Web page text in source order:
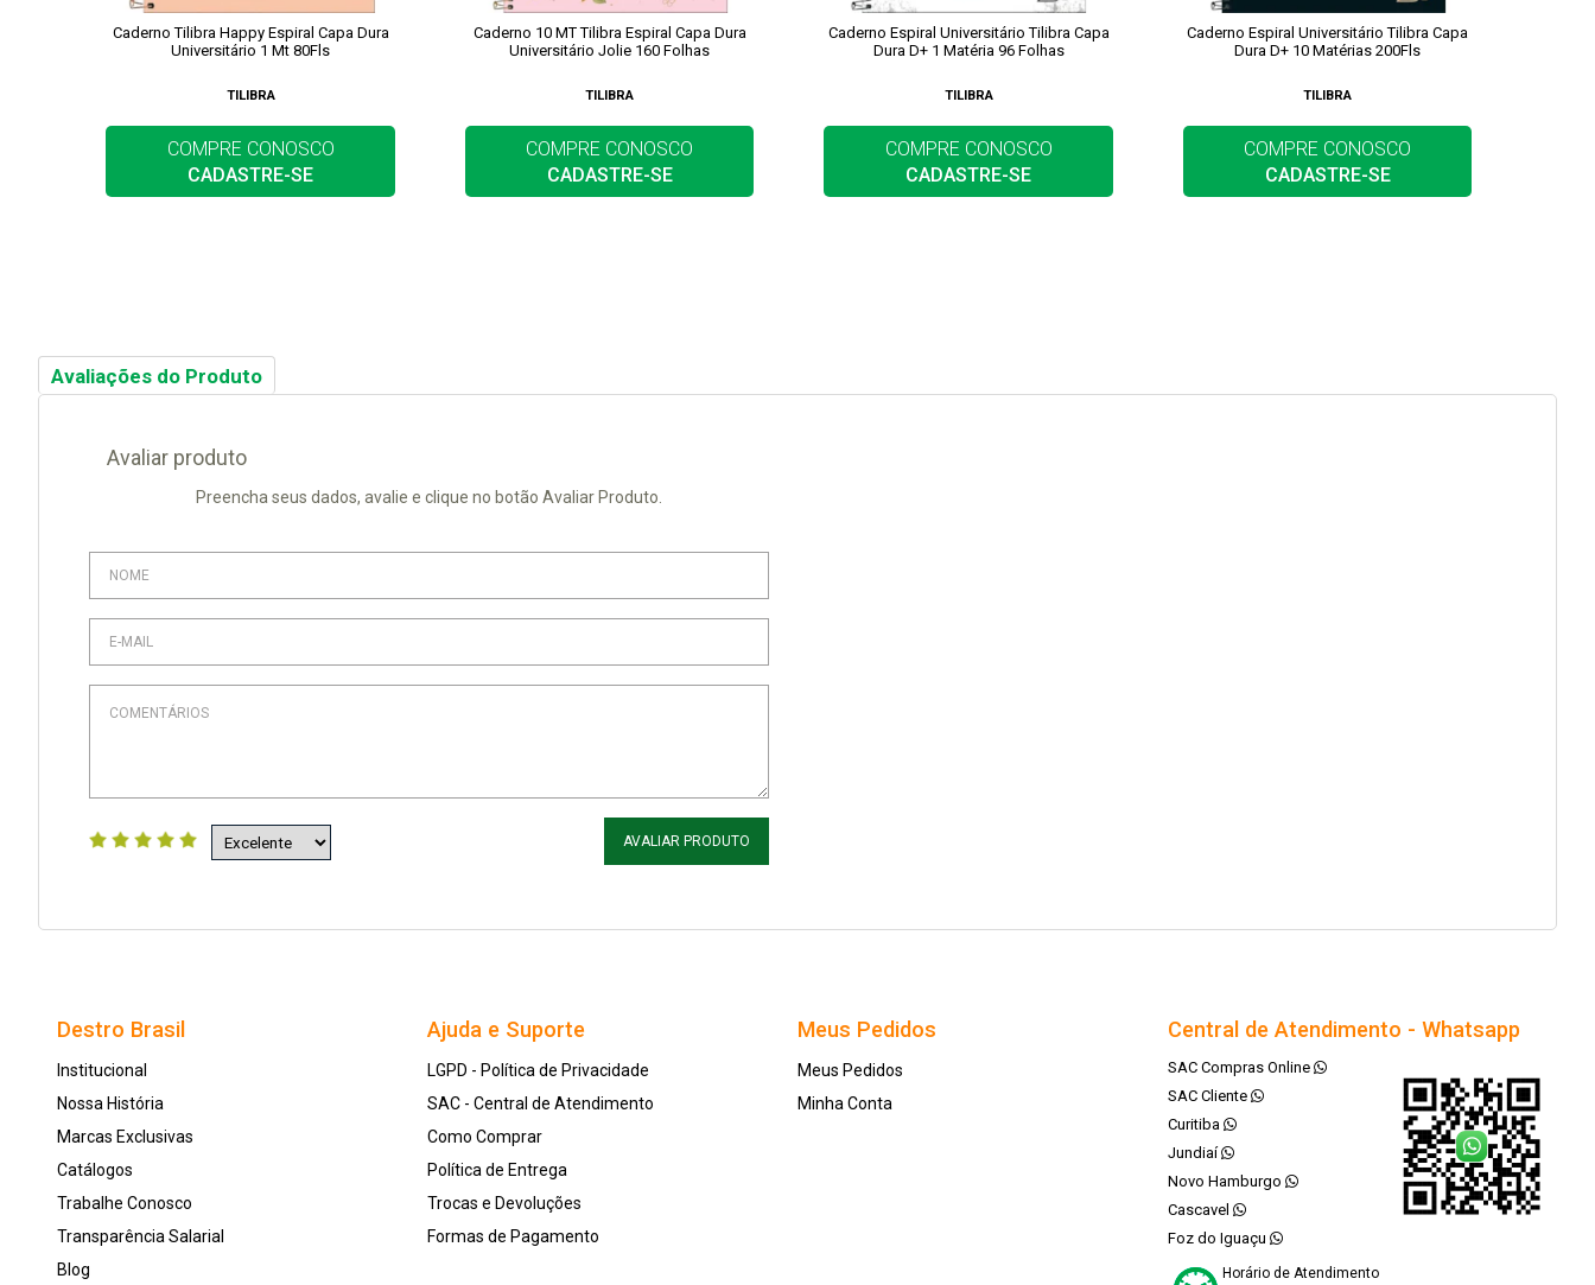
Caderno Tilibra Happy Espiral Capa Dura
Universitário 1 Mt 80Fls
TILIBRA
COMPRE CONOSCO
CADASTRE-SE
Caderno 10 MT Tilibra Espiral Capa Dura
Universitário Jolie 160 Folhas
TILIBRA
COMPRE CONOSCO
CADASTRE-SE
Caderno Espiral Universitário Tilibra Capa
Dura D+ 1 Matéria 96 Folhas
TILIBRA
COMPRE CONOSCO
CADASTRE-SE
Caderno Espiral Universitário Tilibra Capa
Dura D+ 10 Matérias 200Fls
TILIBRA
COMPRE CONOSCO
CADASTRE-SE
Avaliações do Produto
Avaliar produto
Preencha seus dados, avalie e clique no botão Avaliar Produto.
AVALIAR PRODUTO
Destro Brasil
Institucional
Nossa História
Marcas Exclusivas
Catálogos
Trabalhe Conosco
Transparência Salarial
Blog
Ajuda e Suporte
LGPD - Política de Privacidade
SAC - Central de Atendimento
Como Comprar
Política de Entrega
Trocas e Devoluções
Formas de Pagamento
Meus Pedidos
Meus Pedidos
Minha Conta
Central de Atendimento - Whatsapp
SAC Compras Online
SAC Cliente
Curitiba
Jundiaí
Novo Hamburgo
Cascavel
Foz do Iguaçu
Horário de Atendimento